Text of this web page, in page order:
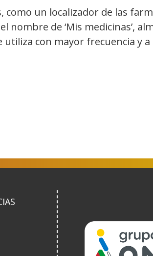
un localizador de las
nombre de ‘Mis medicinas’,
con mayor frecuencia y a